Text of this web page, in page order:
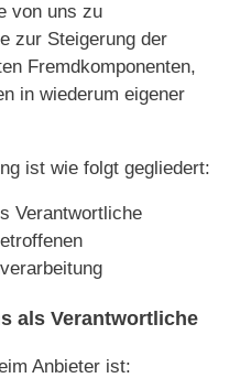
von uns zu
zur Steigerung der
Fremdkomponenten,
in wiederum eigener
ist wie folgt gegliedert:
Verantwortliche
als Verantwortliche
Anbieter ist: